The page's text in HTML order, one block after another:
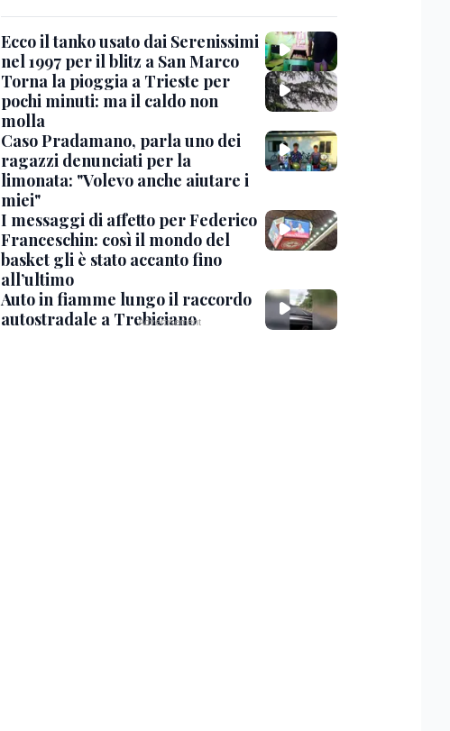
Ecco il tanko usato dai Serenissimi
nel 1997 per il blitz a San Marco
Torna la pioggia a Trieste per
pochi minuti: ma il caldo non
molla
Caso Pradamano, parla uno dei
ragazzi denunciati per la
limonata: "Volevo anche aiutare i
miei"
I messaggi di affetto per Federico
Franceschin: così il mondo del
basket gli è stato accanto fino
all’ultimo
Auto in fiamme lungo il raccordo
autostradale a Trebiciano